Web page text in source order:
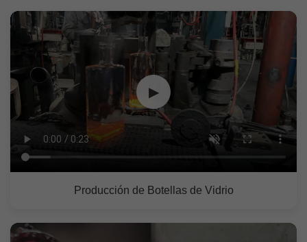
▶
Producción de Botellas de Vidrio